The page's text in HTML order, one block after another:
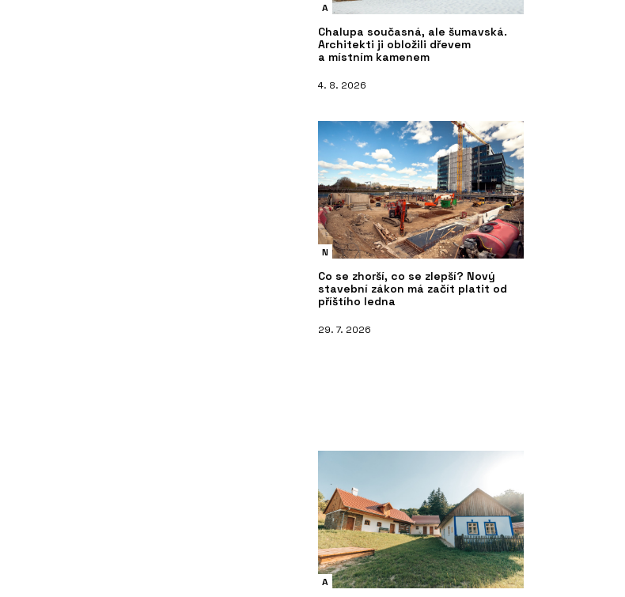
A
Chalupa současná, ale šumavská.
Architekti ji obložili dřevem
a místním kamenem
4. 8. 2026
N
Co se zhorší, co se zlepší? Nový
stavební zákon má začít platit od
příštího ledna
29. 7. 2026
A